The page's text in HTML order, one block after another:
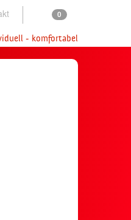
0
- komfortabel